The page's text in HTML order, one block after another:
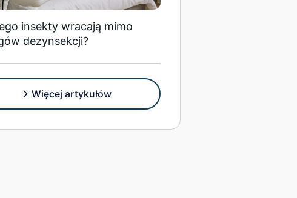
insekty wracają mimo
dezynsekcji?
Więcej artykułów